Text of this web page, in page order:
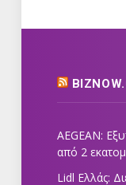
AEGEAN:
από 2
Lidl Ελλάς: